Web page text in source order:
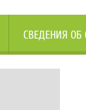
СВЕДЕНИЯ ОБ